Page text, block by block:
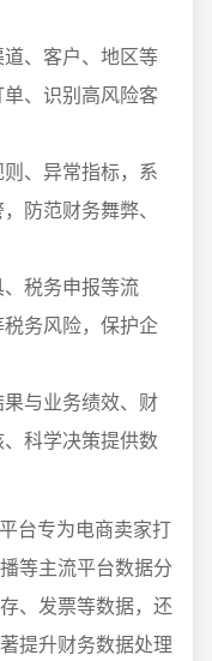
、客户、地区等
、识别高风险客
、异常指标，系
防范财务舞弊、
税务申报等流
务风险，保护企
与业务绩效、财
科学决策提供数
台专为电商卖家打
等主流平台数据分
、发票等数据，还
提升财务数据处理